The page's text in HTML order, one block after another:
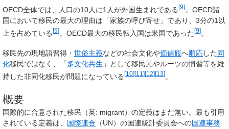
OECD全体では、人口の10人に1人が外国生まれである [9] 。OECD諸
国において移民の最大の理由は「家族の呼び寄せ」であり、3分の1以
上を占めている[9]。OECD最大の移民転入国は米国であった[9]。
移民先の現地語習得・ 世俗主義などの社会文化や価値観へ順応した同
化移民ではなく、「多文化共生 」として移民元やルーツの慣習等を維
持した非同化移民が問題になっている[10][11 ][12][13]。
概要
国際的に合意された移民（英: migrant）の定義はまだ無い。最も引用
されている定義は、 国際連合 （UN）の国連統計委員会への国連事務